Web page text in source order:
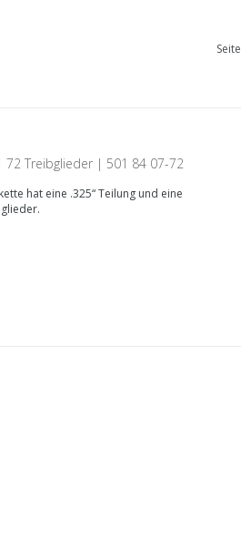
Treibglieder | 501 84 07-72
hat eine .325“ Teilung und eine